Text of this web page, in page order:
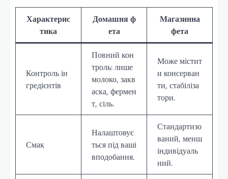
Характерис
тика
Домашня ф
ета
Магазинна
фета
Контроль ін
гредієнтів
Повний кон
троль: лише
молоко, закв
аска, фермен
т, сіль.
Може містит
и консерван
ти, стабіліза
тори.
Смак
Налаштовує
ться під ваші
вподобання.
Стандартизо
ваний, менш
індивідуаль
ний.